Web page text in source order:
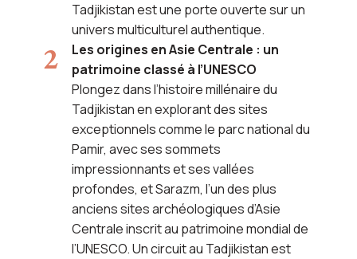
Tadjikistan est une porte ouverte sur un
univers multiculturel authentique.
Les origines en Asie Centrale : un
patrimoine classé à l’UNESCO
Plongez dans l’histoire millénaire du
Tadjikistan en explorant des sites
exceptionnels comme le parc national du
Pamir, avec ses sommets
impressionnants et ses vallées
profondes, et Sarazm, l’un des plus
anciens sites archéologiques d’Asie
Centrale inscrit au patrimoine mondial de
l’UNESCO. Un circuit au Tadjikistan est